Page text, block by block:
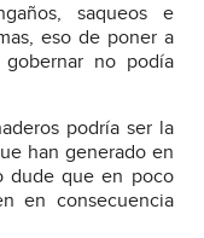
saqueos e
eso de poner a
no podía
podría ser la
han generado en
dude que en poco
en consecuencia